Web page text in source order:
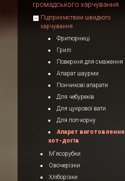
громадського харчування
Підприємствам швидкого
харчування
Фритюрниці
Грилі
Поверхня для смаження
Апарат шаурми
Пончикові апарати
Для чебуреків
Для цукрової вати
Для поп-корну
Апарат виготовлення
хот-догів
М'ясорубки
Овочерізки
Хліборізки